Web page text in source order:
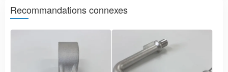
Recommandations connexes